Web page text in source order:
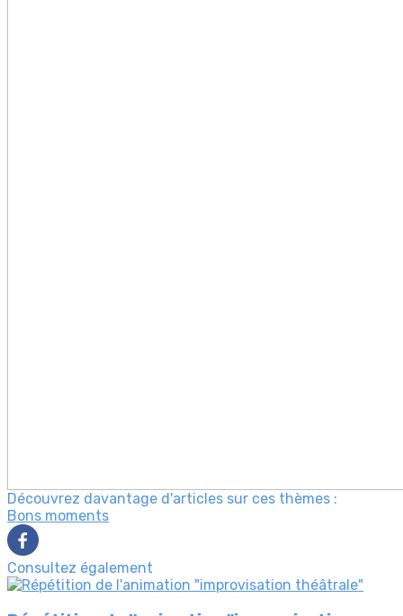
Découvrez davantage d'articles sur ces thèmes :
Bons moments
Consultez également